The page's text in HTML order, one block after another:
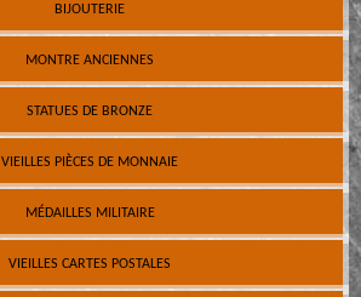
BIJOUTERIE
MONTRE ANCIENNES
STATUES DE BRONZE
VIEILLES PIÈCES DE MONNAIE
MÉDAILLES MILITAIRE
VIEILLES CARTES POSTALES